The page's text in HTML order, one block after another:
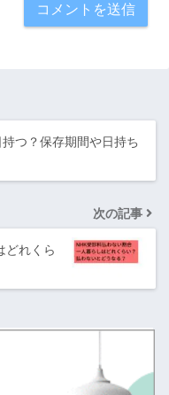
つ？保存期間や日持ち
次の記事
どれくら